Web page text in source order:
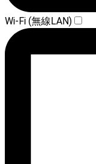
Wi-Fi (無線LAN)